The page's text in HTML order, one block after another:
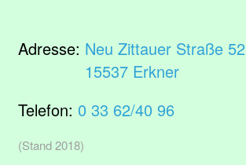
Adresse: Neu Zittauer Straße 52
15537 Erkner
Telefon: 0 33 62/40 96
(Stand 2018)